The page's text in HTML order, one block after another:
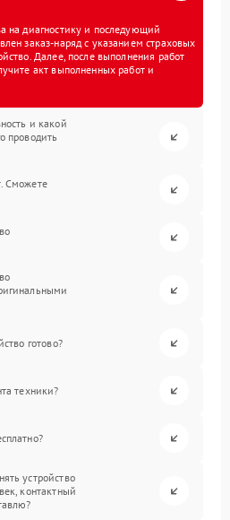
на диагностику и последующий
заказ-наряд с указанием страховых
Далее, после выполнения работ
акт выполненных работ и
и какой
проводить
Сможете
готово?
техники?
устройство
контактный